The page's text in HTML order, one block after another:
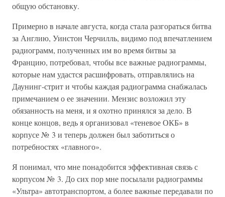
общую обстановку.
Примерно в начале августа, когда стала разгораться битва
за Англию, Уинстон Черчилль, видимо под впечатлением
радиограмм, полученных им во время битвы за
Францию, потребовал, чтобы все важные радиограммы,
которые нам удастся расшифровать, отправлялись на
Даунинг-стрит и чтобы каждая радиограмма снабжалась
примечанием о ее значении. Мензис возложил эту
обязанность на меня, и я охотно принялся за дело. В
конце концов, ведь я организовал «теневое ОКБ» в
корпусе № 3 и теперь должен был заботиться о
потребностях «главного».
Я понимал, что мне понадобится эффективная связь с
корпусом № 3. До сих пор мне посылали радиограммы
«Ультра» автотранспортом, а более важные передавали по